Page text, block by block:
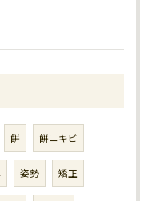
餅 餅ニキビ
姿勢 矯正